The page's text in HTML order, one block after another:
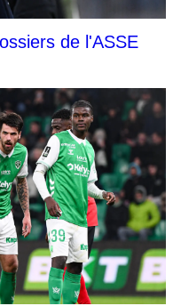
de l'ASSE